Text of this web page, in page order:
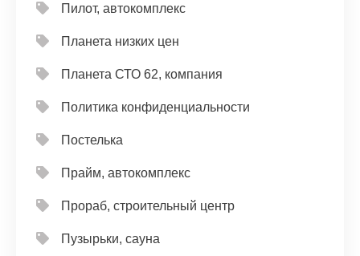
Пилот, автокомплекс
Планета низких цен
Планета СТО 62, компания
Политика конфиденциальности
Постелька
Прайм, автокомплекс
Прораб, строительный центр
Пузырьки, сауна